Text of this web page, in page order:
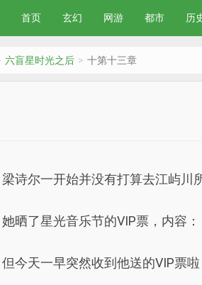
首页 玄幻 网游 都市 历
六盲星时光之后 十第十三章
梁诗尔一开始并没有打算去江屿川
她晒了星光音乐节的VIP票，内容
但今天一早突然收到他送的VIP票